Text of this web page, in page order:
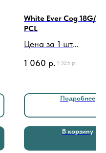
White Ever Cog 18G/
PCL
Цена за 1 шт
1 060 р. 1 325 р.
Подробнее
В корзину